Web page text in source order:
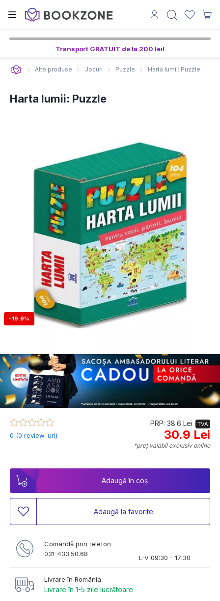
Transport GRATUIT de la 200 lei!
Alte produse Jocuri Puzzle Harta lumii: Puzzle
Harta lumii: Puzzle
-19.9%
0 (0 review-uri)
PRP: 38.6 Lei TVA
30.9 Lei
*preț valabil exclusiv online
Adaugă în coș
Adaugă la favorite
Comandă prin telefon
031-433.50.68
L-V 09:30 - 17:30
Livrare în România
Livrare în 1-5 zile lucrătoare